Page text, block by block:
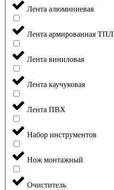
Лента алюминиевая
Лента армированная ТПЛ
Лента виниловая
Лента каучуковая
Лента ПВХ
Набор инструментов
Нож монтажный
Очиститель